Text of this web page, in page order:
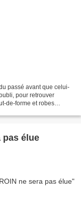
passé avant que celui-
pour retrouver
de-forme et robes
pas élue